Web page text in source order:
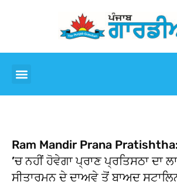
Ram Mandir Prana Pratishtha:
’ਚ ਨਹੀਂ ਹੋਵੇਗਾ ਪ੍ਰਾਣ ਪ੍ਰਤਿਸਠਾ ਦਾ
ਸੀਤਾਰਮਨ ਦੇ ਦਾਅਵੇ ਤੋਂ ਬਾਅਦ